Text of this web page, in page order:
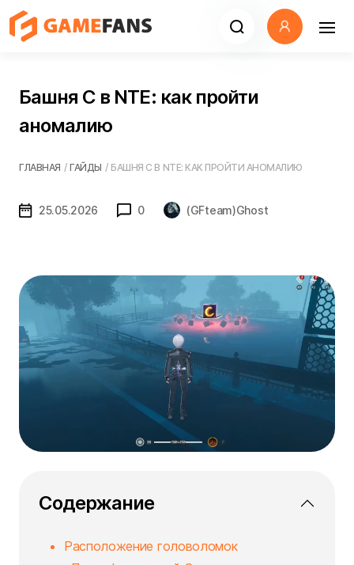
Башня С в NTE: как пройти
аномалию
ГЛАВНАЯ / ГАЙДЫ / БАШНЯ С В NTE: КАК ПРОЙТИ АНОМАЛИЮ
25.05.2026 0 (GFteam)Ghost
Содержание
Расположение головоломок